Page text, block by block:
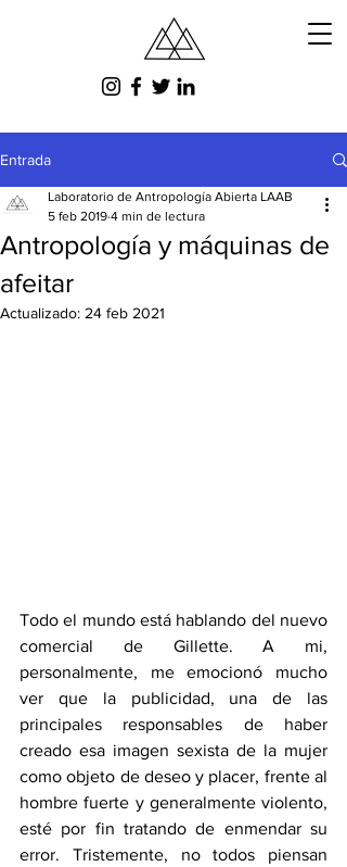
Entrada
Antropología y máquinas de
afeitar
Laboratorio de Antropología Abierta LAAB
5 feb 2019 4 min de lectura
Actualizado: 24 feb 2021
Todo el mundo está hablando del nuevo
comercial de Gillette. A mi,
personalmente, me emocionó mucho
ver que la publicidad, una de las
principales responsables de haber
creado esa imagen sexista de la mujer
como objeto de deseo y placer, frente al
hombre fuerte y generalmente violento,
esté por fin tratando de enmendar su
error. Tristemente, no todos piensan